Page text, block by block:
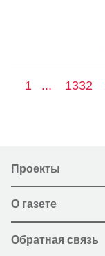
1 ... 1332
Проекты
О газете
Обратная связь